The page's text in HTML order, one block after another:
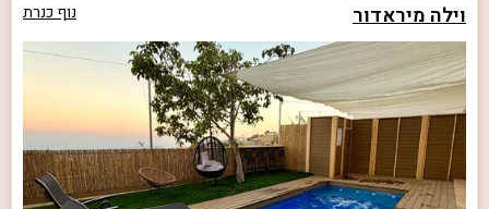
וילה מיראדור נוף כנרת